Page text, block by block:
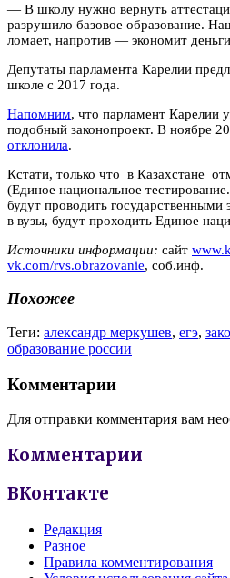
— В школу нужно вернуть
разрушило базовое образование.
ломает, напротив — экономит
Депутаты парламента Карелии
школе с 2017 года.
Напомним, что парламент Карелии
подобный законопроект. В ноябре
отклонила.
Кстати, только что в Казахстане
(Единое национальное
будут проводить государственными
в вузы, будут проходить Единое
Источники информации: сайт
vk.com/rvs.obrazovanie, соб.инф.
Похожее
Теги: александр меркушев, егэ,
образование россии
Комментарии
Для отправки комментария вам
Комментарии
ВКонтакте
Редакция
Разное
Правила комментирования